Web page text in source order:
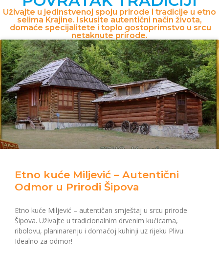
Uživajte u jedinstvenoj spoju prirode i tradicije u etno
selima Krajine. Iskusite autentični način života,
domaće specijalitete i toplo gostoprimstvo u srcu
netaknute prirode.
Etno kuće Miljević – Autentični
Odmor u Prirodi Šipova
Etno kuće Miljević – autentičan smještaj u srcu prirode
Šipova. Uživajte u tradicionalnim drvenim kućicama,
ribolovu, planinarenju i domaćoj kuhinji uz rijeku Plivu.
Idealno za odmor!